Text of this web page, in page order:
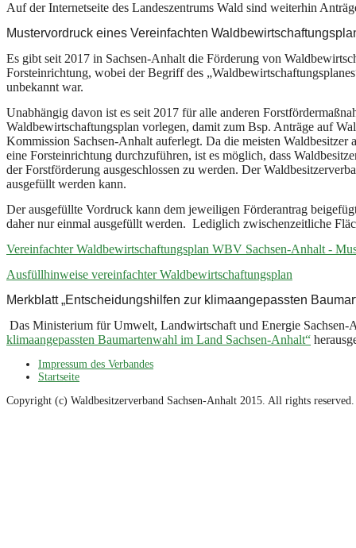
Auf der Internetseite des Landeszentrums Wald sind weiterhin
Mustervordruck eines Vereinfachten
Es gibt seit 2017 in Sachsen-Anhalt die Förderung von
Forsteinrichtung, wobei der Begriff des
unbekannt war.
Unabhängig davon ist es seit 2017 für alle anderen
Waldbewirtschaftungsplan vorlegen, damit zum Bsp. Anträge auf
Kommission Sachsen-Anhalt auferlegt. Da die meisten
eine Forsteinrichtung durchzuführen, ist es möglich, dass
der Forstförderung ausgeschlossen zu werden. Der
ausgefüllt werden kann.
Der ausgefüllte Vordruck kann dem jeweiligen Förderantrag
daher nur einmal ausgefüllt werden. Lediglich zwischenzeitliche
Vereinfachter Waldbewirtschaftungsplan WBV Sachsen-Anhalt -
Ausfüllhinweise vereinfachter Waldbewirtschaftungsplan
Merkblatt „Entscheidungshilfen zur klimaangepassten
Das Ministerium für Umwelt, Landwirtschaft und Energie
klimaangepassten Baumartenwahl im Land Sachsen-Anhalt“
Impressum des Verbandes
Startseite
Copyright (c) Waldbesitzerverband Sachsen-Anhalt 2015. All rights